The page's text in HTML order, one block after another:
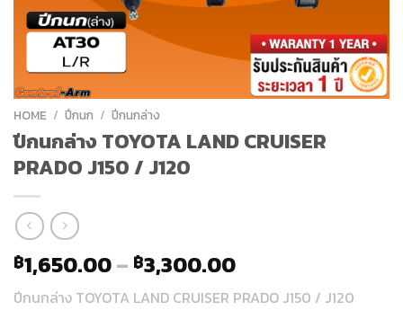
HOME / ปีกนก / ปีกนกล่าง
ปีกนกล่าง TOYOTA LAND CRUISER
PRADO J150 / J120
฿1,650.00– ฿3,300.00
ปีกนกล่าง TOYOTA LAND CRUISER PRADO J150 / J120